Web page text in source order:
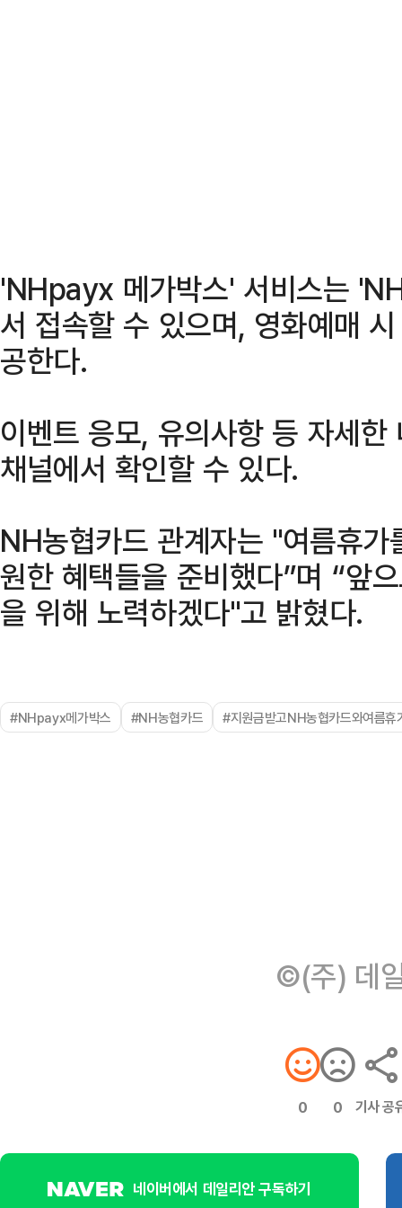
'NHpayx 메가박스' 서비스는
서 접속할 수 있으며, 영화예매
공한다.
이벤트 응모, 유의사항 등 자세
채널에서 확인할 수 있다.
NH농협카드 관계자는 "여름휴
원한 혜택들을 준비했다”며 “앞
을 위해 노력하겠다"고 밝혔다.
#NHpayx메가박스 #NH농협카드 #지원금받고NH농협카드와여름휴
©(주) 데
0 0 기사 공
네이버에서 데일리안 구독하기